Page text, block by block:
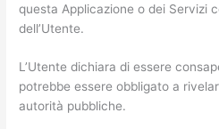
questa Applicazione o dei Servizi
dell’Utente.
L’Utente dichiara di essere
potrebbe essere obbligato a
autorità pubbliche.